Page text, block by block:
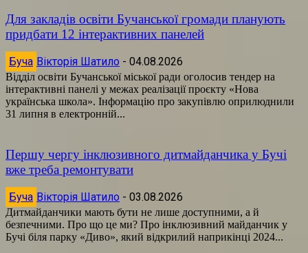
Для закладів освіти Бучанської громади планують
придбати 12 інтерактивних панелей
Буча Вікторія Шатило - 04.08.2026
Відділ освіти Бучанської міської ради оголосив тендер на
інтерактивні панелі у межах реалізації проєкту «Нова
українська школа». Інформацію про закупівлю оприлюднили
31 липня в електронній...
Першу чергу інклюзивного дитмайданчика у Бучі
вже треба ремонтувати
Буча Вікторія Шатило - 03.08.2026
Дитмайданчики мають бути не лише доступними, а й
безпечними. Про що це ми? Про інклюзивний майданчик у
Бучі біля парку «Диво», який відкрилий наприкінці 2024...